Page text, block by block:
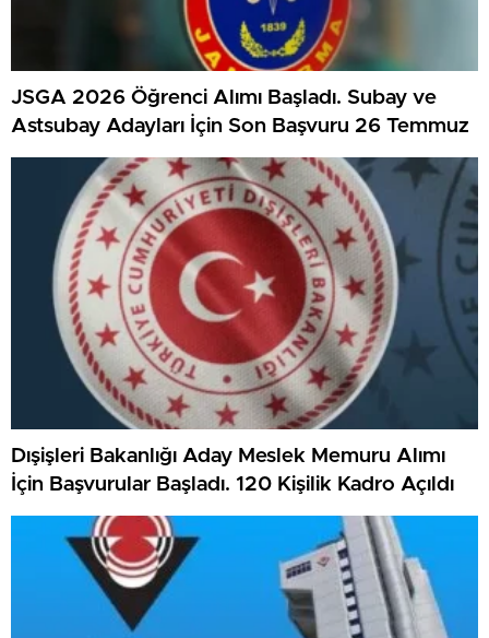
JSGA 2026 Öğrenci Alımı Başladı. Subay ve
Astsubay Adayları İçin Son Başvuru 26 Temmuz
Dışişleri Bakanlığı Aday Meslek Memuru Alımı
İçin Başvurular Başladı. 120 Kişilik Kadro Açıldı